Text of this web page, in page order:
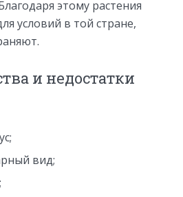
этому растения
условий в той стране,
и недостатки
вид;